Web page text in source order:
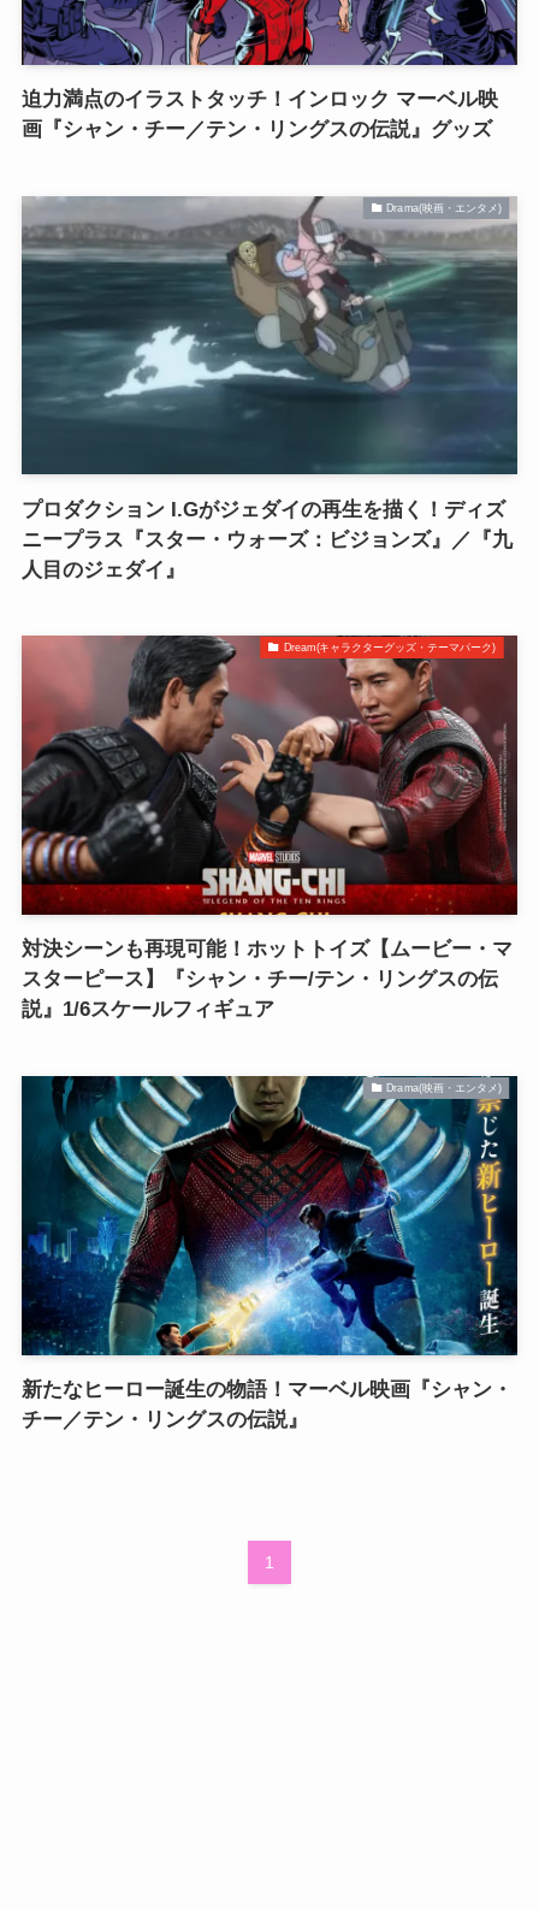
迫力満点のイラストタッチ！インロック マーベル映
画『シャン・チー／テン・リングスの伝説』グッズ
Drama(映画・エンタメ)
プロダクション I.Gがジェダイの再生を描く！ディズ
ニープラス『スター・ウォーズ：ビジョンズ』／『九
人目のジェダイ』
Dream(キャラクターグッズ・テーマパーク)
対決シーンも再現可能！ホットトイズ【ムービー・マ
スターピース】『シャン・チー/テン・リングスの伝
説』1/6スケールフィギュア
Drama(映画・エンタメ)
新たなヒーロー誕生の物語！マーベル映画『シャン・
チー／テン・リングスの伝説』
1